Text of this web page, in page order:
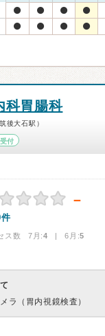
科胃腸科
後大石駅）
付
－
ス数 7月:4 | 6月:5
ラ（胃内視鏡検査）